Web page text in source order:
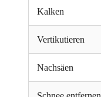
Kalken
Vertikutieren
Nachsäen